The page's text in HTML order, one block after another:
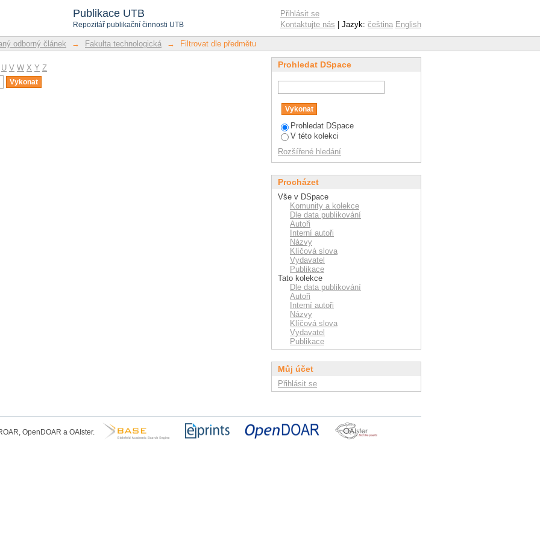
Publikace UTB
Repozitář publikační činnosti UTB
Přihlásit se
Kontaktujte nás | Jazyk: čeština English
odborný článek → Fakulta technologická → Filtrovat dle předmětu
U V W X Y Z
Prohledat DSpace
Prohledat DSpace
V této kolekci
Rozšířené hledání
Procházet
Vše v DSpace
Komunity a kolekce
Dle data publikování
Autoři
Interní autoři
Názvy
Klíčová slova
Vydavatel
Publikace
Tato kolekce
Dle data publikování
Autoři
Interní autoři
Názvy
Klíčová slova
Vydavatel
Publikace
Můj účet
Přihlásit se
OpenDOAR a OAIster.